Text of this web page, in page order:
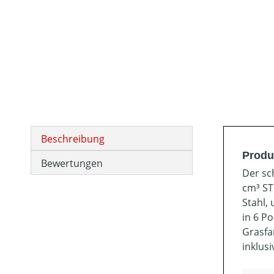
Beschreibung
Bewertungen
Der
cm³
Stahl,
in 6